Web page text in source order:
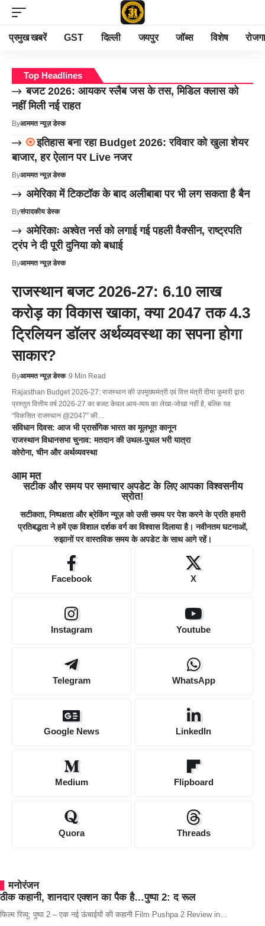
प्रमुख खबरें GST दिल्ली जयपुर जॉब्स विशेष
Top Headlines
बजट 2026: आयकर स्लैब जस के तस, मिडिल क्लास को
नहीं मिली नई राहत
Byआममत न्यूज़ डेस्क
इतिहास बना रहा Budget 2026: रविवार को खुला शेयर
बाजार, हर ऐलान पर Live नजर
Byआममत न्यूज़ डेस्क
अमेरिका में टिकटॉक के बाद अलीबाबा पर भी लग सकता है बैन
Byसंपादकीय डेस्क
अमेरिकाः अश्वेत नर्स को लगाई गई पहली वैक्सीन, राष्ट्रपति
ट्रंप ने दी पूरी दुनिया को बधाई
Byआममत न्यूज़ डेस्क
राजस्थान बजट 2026-27: 6.10 लाख
करोड़ का विकास खाका, क्या 2047 तक 4.3
ट्रिलियन डॉलर अर्थव्यवस्था का सपना होगा
साकार?
Byआममत न्यूज़ डेस्क 9 Min Read
Rajasthan Budget 2026-27: राजस्थान की उपमुख्यमंत्री एवं वित्त मंत्री दीया कुमारी द्वारा
प्रस्तुत वित्तीय वर्ष 2026-27 का बजट केवल आय-व्यय का लेखा-जोखा नहीं है, बल्कि यह
“विकसित राजस्थान @2047” की…
संविधान दिवस: आज भी प्रासंगिक भारत का मूलभूत कानून
राजस्थान विधानसभा चुनाव: मतदान की उथल-पुथल भरी यात्रा
कोरोना, चीन और अर्थव्यवस्था
आम मत
सटीक और समय पर समाचार अपडेट के लिए आपका विश्वसनीय
स्रोत!
सटीकता, निष्पक्षता और ब्रेकिंग न्यूज़ को उसी समय पर पेश करने के प्रति हमारी
प्रतिबद्धता ने हमें एक विशाल दर्शक वर्ग का विश्वास दिलाया है। नवीनतम घटनाओं,
रुझानों पर वास्तविक समय के अपडेट के साथ आगे रहें।
Facebook X
Instagram Youtube
Telegram WhatsApp
Google News LinkedIn
Medium Flipboard
Quora Threads
मनोरंजन
ठीक कहानी, शानदार एक्शन का पैक है…पुष्पा 2: द रूल
फिल्म रिव्यू: पुष्पा 2 – एक नई ऊंचाईयों की कहानी Film Pushpa 2 Review in…